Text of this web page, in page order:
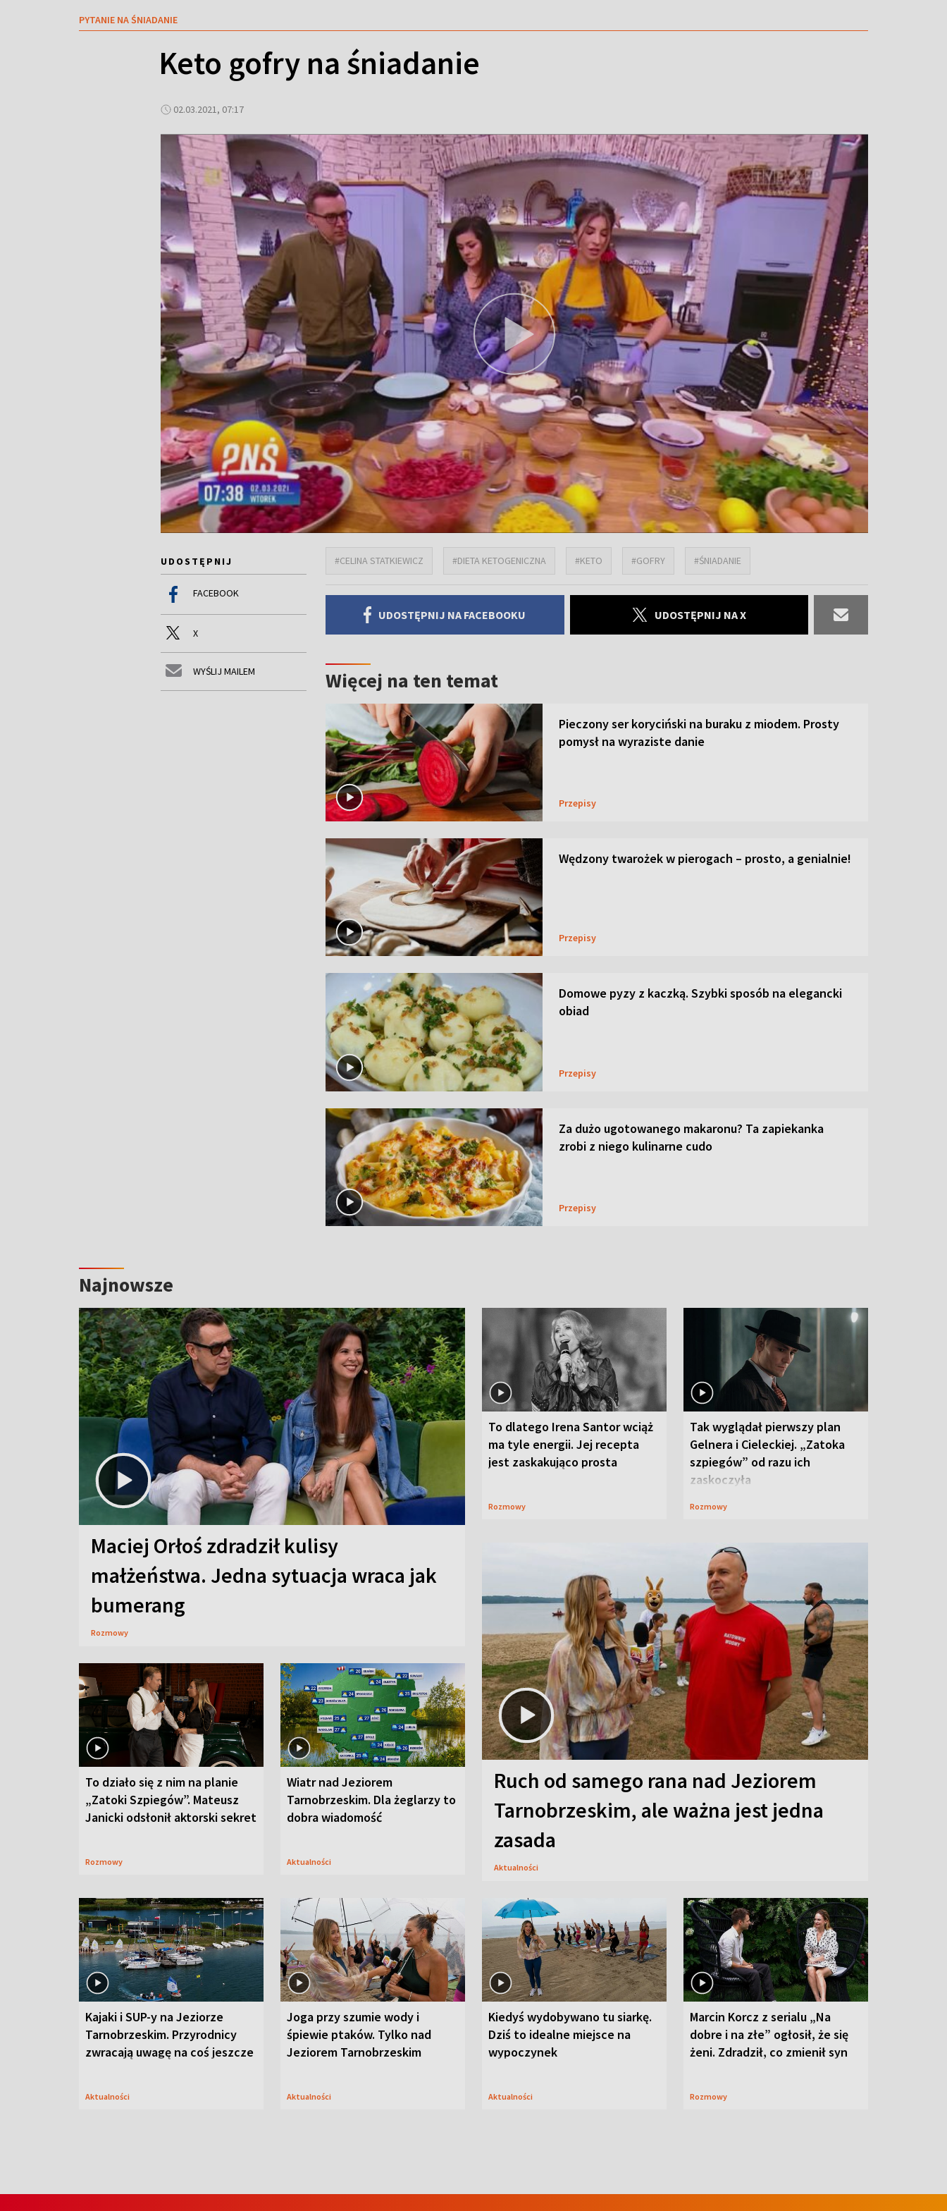
PYTANIE NA ŚNIADANIE
Keto gofry na śniadanie
02.03.2021, 07:17
UDOSTĘPNIJ
FACEBOOK
X
WYŚLIJ MAILEM
#CELINA STATKIEWICZ #DIETA KETOGENICZNA #KETO #GOFRY #ŚNIADANIE
UDOSTĘPNIJ NA FACEBOOKU UDOSTĘPNIJ NA X
Więcej na ten temat
Pieczony ser koryciński na buraku z miodem. Prosty
pomysł na wyraziste danie
Przepisy
Wędzony twarożek w pierogach – prosto, a genialnie!
Przepisy
Domowe pyzy z kaczką. Szybki sposób na elegancki
obiad
Przepisy
Za dużo ugotowanego makaronu? Ta zapiekanka
zrobi z niego kulinarne cudo
Przepisy
Najnowsze
Maciej Orłoś zdradził kulisy
małżeństwa. Jedna sytuacja wraca jak
bumerang
Rozmowy
To dlatego Irena Santor wciąż
ma tyle energii. Jej recepta
jest zaskakująco prosta
Rozmowy
Tak wyglądał pierwszy plan
Gelnera i Cieleckiej. „Zatoka
szpiegów” od razu ich
zaskoczyła
Rozmowy
To działo się z nim na planie
„Zatoki Szpiegów”. Mateusz
Janicki odsłonił aktorski sekret
Rozmowy
Wiatr nad Jeziorem
Tarnobrzeskim. Dla żeglarzy to
dobra wiadomość
Aktualności
Ruch od samego rana nad Jeziorem
Tarnobrzeskim, ale ważna jest jedna
zasada
Aktualności
Kajaki i SUP-y na Jeziorze
Tarnobrzeskim. Przyrodnicy
zwracają uwagę na coś jeszcze
Aktualności
Joga przy szumie wody i
śpiewie ptaków. Tylko nad
Jeziorem Tarnobrzeskim
Aktualności
Kiedyś wydobywano tu siarkę.
Dziś to idealne miejsce na
wypoczynek
Aktualności
Marcin Korcz z serialu „Na
dobre i na złe” ogłosił, że się
żeni. Zdradził, co zmienił syn
Rozmowy